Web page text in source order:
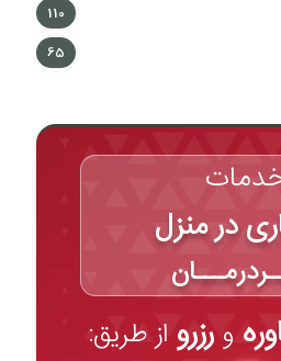
110
65
در منزل
و رزرو از طریق: